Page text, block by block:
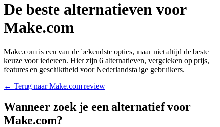
De beste alternatieven voor
Make.com
Make.com is een van de bekendste opties, maar niet altijd de beste
keuze voor iedereen. Hier zijn 6 alternatieven, vergeleken op prijs,
features en geschiktheid voor Nederlandstalige gebruikers.
← Terug naarMake.com review
Wanneer zoek je een alternatief voor
Make.com?